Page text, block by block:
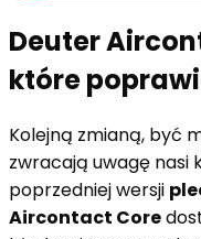
Deuter
które
Kolejną zmianą, być
zwracają uwagę nasi
poprzedniej wersji
Aircontact Core